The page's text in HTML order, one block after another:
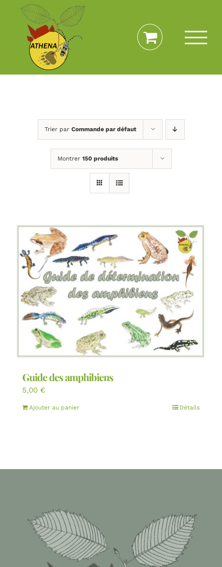
Passer
contenu
Trier par Commande par défaut
Montrer 150 produits
Guide des amphibiens
5,00 €
Ajouter au panier Détails